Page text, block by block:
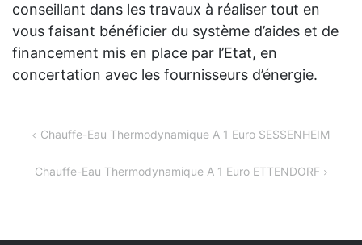
conseillant dans les travaux à réaliser tout en
vous faisant bénéficier du système d’aides et de
financement mis en place par l’Etat, en
concertation avec les fournisseurs d’énergie.
Navigation
Chauffe-Eau Thermodynamique A 1 Euro SESSENHEIM
Chauffe-Eau Thermodynamique A 1 Euro ETTENDORF